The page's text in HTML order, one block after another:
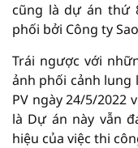
cũng là dự án thứ
phối bởi Công ty
Trái ngược với
ảnh phối cảnh lung
PV ngày 24/5/2022
là Dự án này vẫn
hiệu của việc thi